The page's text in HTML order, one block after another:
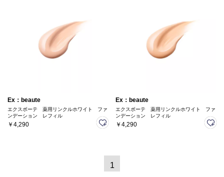
Ex：beaute
エクスボーテ 薬用リンクルホワイト ファ
ンデーション レフィル
￥4,290
Ex：beaute
エクスボーテ 薬用リンクルホワイト ファ
ンデーション レフィル
￥4,290
1